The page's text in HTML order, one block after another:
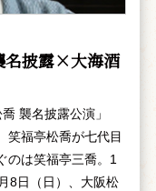
名披露×大海酒
襲名披露公演」
笑福亭松喬が七代目
のは笑福亭三喬。1
8日（日）、大阪松